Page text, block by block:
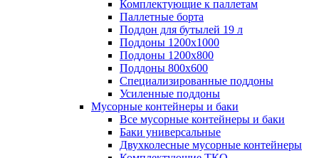
Комплектующие к паллетам
Паллетные борта
Поддон для бутылей 19 л
Поддоны 1200х1000
Поддоны 1200х800
Поддоны 800х600
Специализированные поддоны
Усиленные поддоны
Мусорные контейнеры и баки
Все мусорные контейнеры и баки
Баки универсальные
Двухколесные мусорные контейнеры